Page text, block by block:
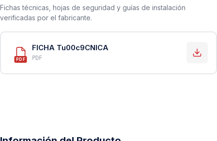
Fichas técnicas, hojas de seguridad y guías de instalación
verificadas por el fabricante.
PDF
FICHA Tu00c9CNICA
PDF